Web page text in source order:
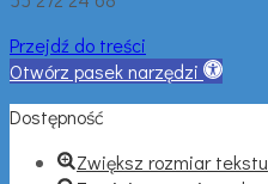
Przejdź do treści
Otwórz pasek narzędzi
Dostępność
Zwiększ rozmiar tekstu